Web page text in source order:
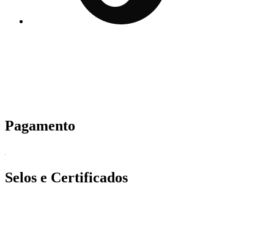
Pagamento
Selos e Certificados